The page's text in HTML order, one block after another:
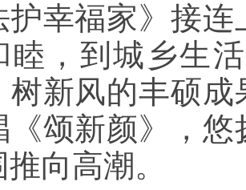
护幸福家》接
睦，到城乡生
树新风的丰硕
《颂新颜》，
向高潮。